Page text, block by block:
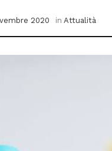
2020 in Attualità